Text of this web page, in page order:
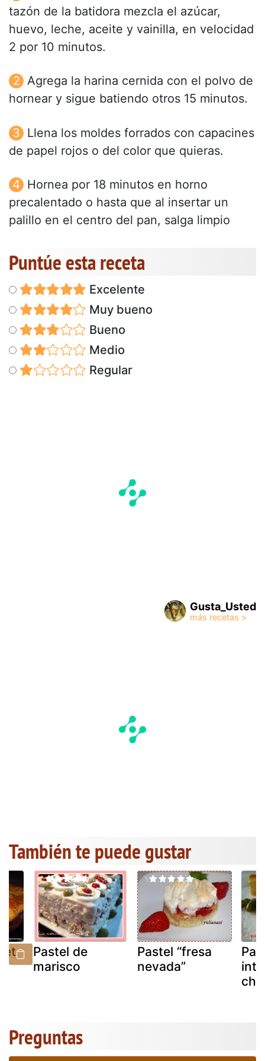
tazón de la batidora mezcla el azúcar,
huevo, leche, aceite y vainilla, en velocidad
2 por 10 minutos.
Agrega la harina cernida con el polvo de
hornear y sigue batiendo otros 15 minutos.
Llena los moldes forrados con capacines
de papel rojos o del color que quieras.
Hornea por 18 minutos en horno
precalentado o hasta que al insertar un
palillo en el centro del pan, salga limpio
Puntúe esta receta
Excelente
Muy bueno
Bueno
Medio
Regular
Gusta_Usted
También te puede gustar
Pastel de
marisco
Pastel “fresa
nevada”
Preguntas